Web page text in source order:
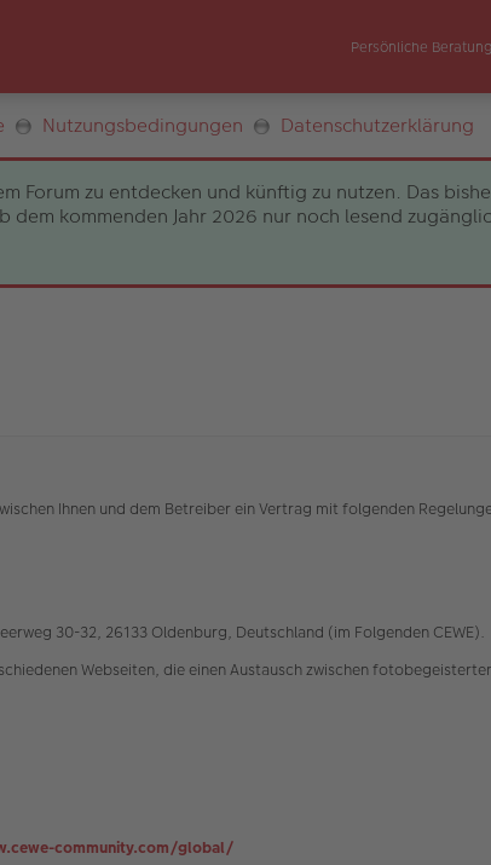
Persönliche Beratung
Nutzungsbedingungen Datenschutzerklärung
Forum zu entdecken und künftig zu nutzen. Das
kommenden Jahr 2026 nur noch lesend
Ihnen und dem Betreiber ein Vertrag mit folgenden
30-32, 26133 Oldenburg, Deutschland (im Folgenden CEWE).
Webseiten, die einen Austausch zwischen
community.com/global/